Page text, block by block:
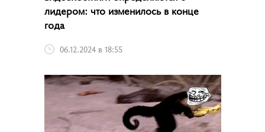
лидером: что изменилось в конце
года
06.12.2024 в 18:55